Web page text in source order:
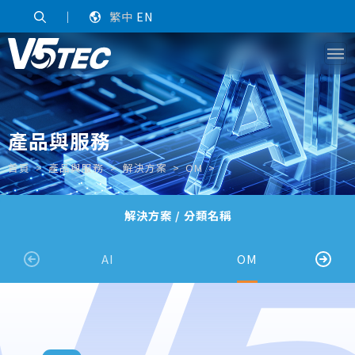
｜ 繁中 EN
產品與服務
首頁 產品與服務 解決方案 OM
解決方案 / 分類名稱
AI OM